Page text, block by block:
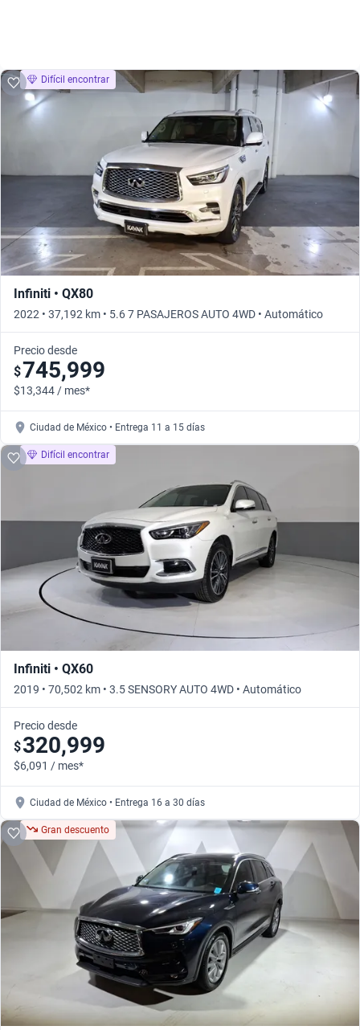
Difícil encontrar
Infiniti • QX80
2022 • 37,192 km • 5.6 7 PASAJEROS AUTO 4WD • Automático
Precio desde
$745,999
$13,344 / mes*
Ciudad de México • Entrega 11 a 15 días
Difícil encontrar
Infiniti • QX60
2019 • 70,502 km • 3.5 SENSORY AUTO 4WD • Automático
Precio desde
$320,999
$6,091 / mes*
Ciudad de México • Entrega 16 a 30 días
Gran descuento